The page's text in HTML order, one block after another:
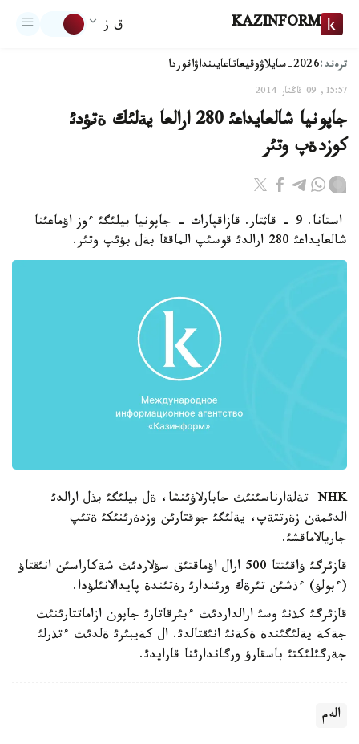
KAZINFORM ق ز
ترەند:2026-سايلاۋ وقيعاتاعايىنداۋاقوردا
15:57, 09 قاڭتار 2014
جاپونيا شالعايداعئ 280 ارالعا يةلئك ةتؤدئ
كوزدةپ وتئر
استانا. 9 - قاثتار. قازاقپارات - جاپونيا بيلئگئ ءوز اؤماعئنا
شالعايداعئ 280 ارالدئ قوسئپ الماققا بةل بؤئپ وتئر.
NHK تةلةارناسئنئث حابارلاؤئنشا، ةل بيلئگئ بذل ارالدئ
الدئمةن زةرتتةپ، يةلئگئ جوقتارئن وزدةرئنئكئ ةتئپ
جاريالاماقشئ.
قازئرگئ ؤاقئتتا 500 ارال اؤماقتئق سؤلاردئث شةكاراسئن انئقتاؤ
(ءبولؤ) ءذشئن تئرةك ورئندارئ رةتئندة پايدالانئلؤدا.
قازئرگئ كذنئ وسئ ارالداردئث ءبئرقاتارئ جاپون ازاماتتارئنئث
جةكة يةلئگئندة ةكةنئ انئقتالدئ. ال كةيبئرئ ةلدئث ءتذرلئ
جةرگئلئكتئ باسقارؤ ورگاندارئنا قارايدئ.
الەم